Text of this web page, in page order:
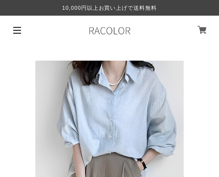
10,000円以上お買い上げで送料無料